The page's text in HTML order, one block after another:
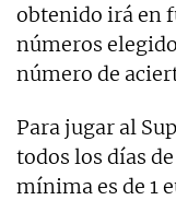
obtenido irá en
números
número de
Para jugar al
todos los días
mínima es de 1